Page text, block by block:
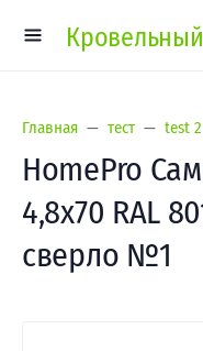
Главная тест test 2
HomePro
4,8х70 RAL
сверло №1